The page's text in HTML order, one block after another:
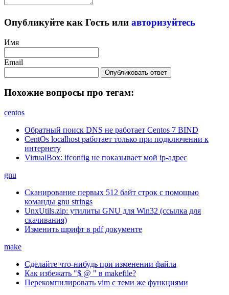
Опубликуйте как Гость или авторизуйтесь
Имя
Email
Опубликовать ответ
Похожие вопросы про тегам:
centos
Обратный поиск DNS не работает Centos 7 BIND
CentOs localhost работает только при подключении к
интернету
VirtualBox: ifconfig не показывает мой ip-адрес
gnu
Сканирование первых 512 байт строк с помощью
команды gnu strings
UnxUtils.zip: утилиты GNU для Win32 (ссылка для
скачивания)
Изменить шрифт в pdf документе
make
Сделайте что-нибудь при изменении файла
Как избежать "$ @ " в makefile?
Перекомпилировать vim с теми же функциями